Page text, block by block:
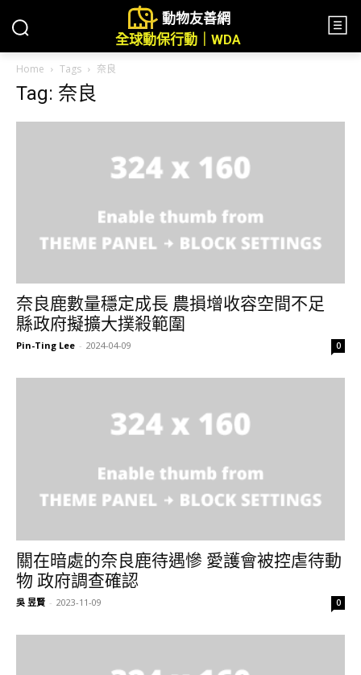
動物友善網
全球動保行動｜WDA
Home Tags 奈良
Tag: 奈良
奈良鹿數量穩定成長 農損增收容空間不足
縣政府擬擴大撲殺範圍
Pin-Ting Lee - 2024-04-09 0
關在暗處的奈良鹿待遇慘 愛護會被控虐待動
物 政府調查確認
吳 昱賢 - 2023-11-09 0